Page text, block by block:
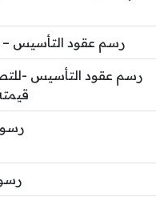
رسم عقود التأسيس –
رسم عقود التأسيس -
قيمته على